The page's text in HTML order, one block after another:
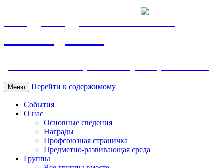
МБДОУ ДС "Калинка"
Меню Перейти к содержимому
События
О нас
Основные сведения
Награды
Профсоюзная страничка
Предметно-развивающая среда
Группы